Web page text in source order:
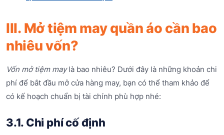
III. Mở tiệm may quần áo cần bao
nhiêu vốn?
Vốn mở tiệm maylà bao nhiêu? Dưới đây là những khoản chi
phí để bắt đầu mở cửa hàng may, bạn có thể tham khảo để
có kế hoạch chuẩn bị tài chính phù hợp nhé:
3.1. Chi phí cố định